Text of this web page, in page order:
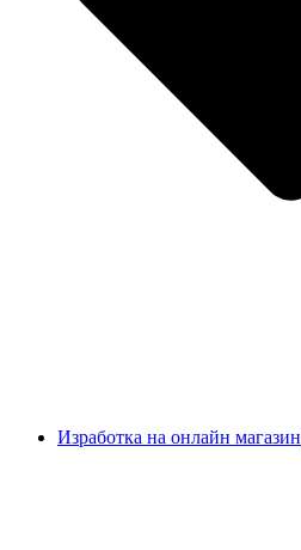
Изработка на онлайн магазин